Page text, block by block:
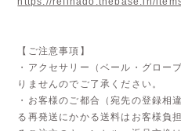
【ご注意事項】
・アクセサリー（ベール・グロー
りませんのでご了承ください。
・お客様のご都合（宛先の登録相
る再発送にかかる送料はお客様負